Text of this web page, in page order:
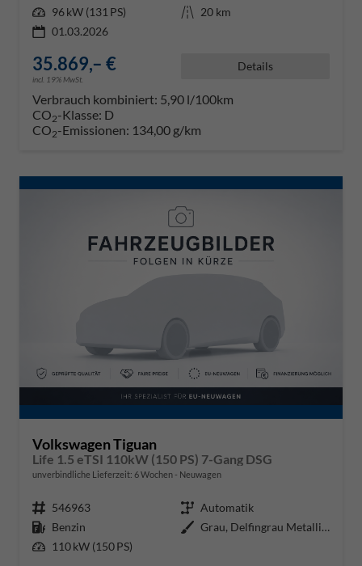
Leistung 96 kW (131 PS) Kilometerstand 20 km
01.03.2026
35.869,– €
incl. 19% MwSt.
Details
Verbrauch kombiniert: 5,90 l/100km
CO2-Klasse: D
CO2-Emissionen: 134,00 g/km
Volkswagen Tiguan
Life 1.5 eTSI 110kW (150 PS) 7-Gang DSG
unverbindliche Lieferzeit: 6 Wochen Neuwagen
Fahrzeugnr. 546963 Getriebe Automatik
Kraftstoff Benzin Außenfarbe
Grau, Delfingrau Metallic (B0)
Leistung 110 kW (150 PS)